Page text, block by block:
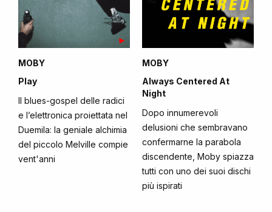
MOBY
Play
Il blues-gospel delle radici
e l’elettronica proiettata nel
Duemila: la geniale alchimia
del piccolo Melville compie
vent'anni
MOBY
Always Centered At
Night
Dopo innumerevoli
delusioni che sembravano
confermarne la parabola
discendente, Moby spiazza
tutti con uno dei suoi dischi
più ispirati